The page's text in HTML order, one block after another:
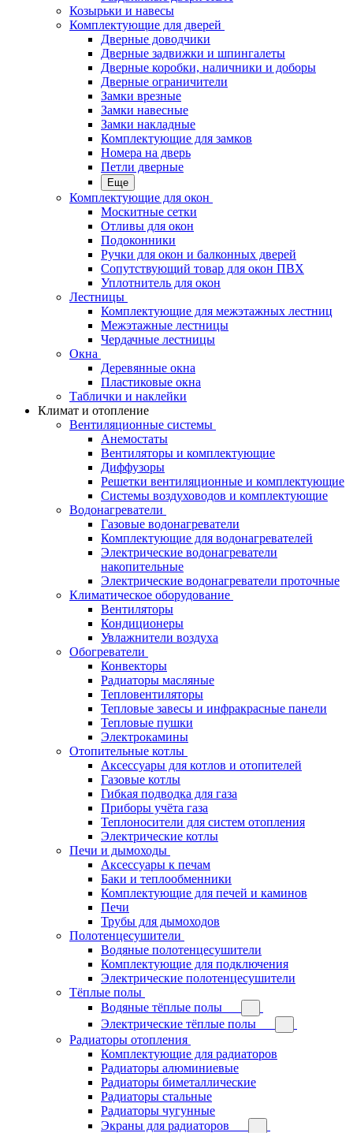
Козырьки и навесы
Комплектующие для дверей
Дверные доводчики
Дверные задвижки и шпингалеты
Дверные коробки, наличники и доборы
Дверные ограничители
Замки врезные
Замки навесные
Замки накладные
Комплектующие для замков
Номера на дверь
Петли дверные
Еще
Комплектующие для окон
Москитные сетки
Отливы для окон
Подоконники
Ручки для окон и балконных дверей
Сопутствующий товар для окон ПВХ
Уплотнитель для окон
Лестницы
Комплектующие для межэтажных лестниц
Межэтажные лестницы
Чердачные лестницы
Окна
Деревянные окна
Пластиковые окна
Таблички и наклейки
Климат и отопление
Вентиляционные системы
Анемостаты
Вентиляторы и комплектующие
Диффузоры
Решетки вентиляционные и комплектующие
Системы воздуховодов и комплектующие
Водонагреватели
Газовые водонагреватели
Комплектующие для водонагревателей
Электрические водонагреватели
накопительные
Электрические водонагреватели проточные
Климатическое оборудование
Вентиляторы
Кондиционеры
Увлажнители воздуха
Обогреватели
Конвекторы
Радиаторы масляные
Тепловентиляторы
Тепловые завесы и инфракрасные панели
Тепловые пушки
Электрокамины
Отопительные котлы
Аксессуары для котлов и отопителей
Газовые котлы
Гибкая подводка для газа
Приборы учёта газа
Теплоносители для систем отопления
Электрические котлы
Печи и дымоходы
Аксессуары к печам
Баки и теплообменники
Комплектующие для печей и каминов
Печи
Трубы для дымоходов
Полотенцесушители
Водяные полотенцесушители
Комплектующие для подключения
Электрические полотенцесушители
Тёплые полы
Водяные тёплые полы
Электрические тёплые полы
Радиаторы отопления
Комплектующие для радиаторов
Радиаторы алюминиевые
Радиаторы биметаллические
Радиаторы стальные
Радиаторы чугунные
Экраны для радиаторов